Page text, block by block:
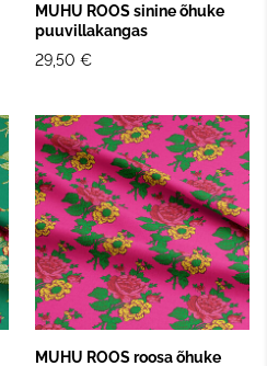
MUHU ROOS sinine õhuke
puuvillakangas
29,50 €
MUHU ROOS roosa õhuke